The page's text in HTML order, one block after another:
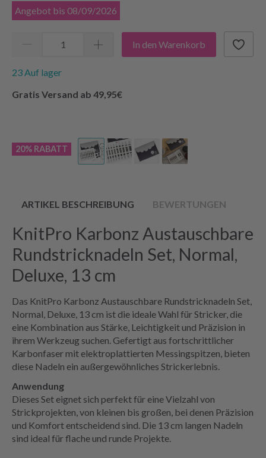
Angebot bis 08/09/2026
In den Warenkorb
23 Auf lager
Gratis Versand ab 49,95€
20% RABATT
ARTIKEL BESCHREIBUNG BEWERTUNGEN
KnitPro Karbonz Austauschbare
Rundstricknadeln Set, Normal,
Deluxe, 13 cm
Das KnitPro Karbonz Austauschbare Rundstricknadeln Set,
Normal, Deluxe, 13 cm ist die ideale Wahl für Stricker, die
eine Kombination aus Stärke, Leichtigkeit und Präzision in
ihrem Werkzeug suchen. Gefertigt aus fortschrittlicher
Karbonfaser mit elektroplattierten Messingspitzen, bieten
diese Nadeln ein außergewöhnliches Strickerlebnis.
Anwendung
Dieses Set eignet sich perfekt für eine Vielzahl von
Strickprojekten, von kleinen bis großen, bei denen Präzision
und Komfort entscheidend sind. Die 13 cm langen Nadeln
sind ideal für flache und runde Projekte.